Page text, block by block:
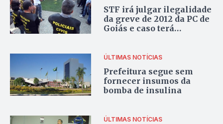
STF irá julgar ilegalidade
da greve de 2012 da PC de
Goiás e caso terá
ÚLTIMAS NOTÍCIAS
Prefeitura segue sem
fornecer insumos da
bomba de insulina
ÚLTIMAS NOTÍCIAS